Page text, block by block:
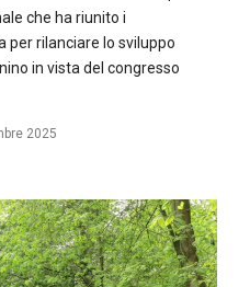
che ha riunito i
rilanciare lo sviluppo
in vista del congresso
2025